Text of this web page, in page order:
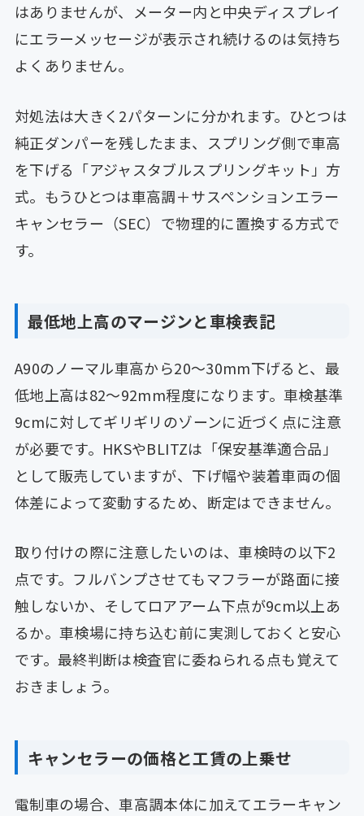
はありませんが、メーター内と中央ディスプレイ
にエラーメッセージが表示され続けるのは気持ち
よくありません。
対処法は大きく2パターンに分かれます。ひとつは
純正ダンパーを残したまま、スプリング側で車高
を下げる「アジャスタブルスプリングキット」方
式。もうひとつは車高調＋サスペンションエラー
キャンセラー（SEC）で物理的に置換する方式で
す。
最低地上高のマージンと車検表記
A90のノーマル車高から20〜30mm下げると、最
低地上高は82〜92mm程度になります。車検基準
9cmに対してギリギリのゾーンに近づく点に注意
が必要です。HKSやBLITZは「保安基準適合品」
として販売していますが、下げ幅や装着車両の個
体差によって変動するため、断定はできません。
取り付けの際に注意したいのは、車検時の以下2
点です。フルバンプさせてもマフラーが路面に接
触しないか、そしてロアアーム下点が9cm以上あ
るか。車検場に持ち込む前に実測しておくと安心
です。最終判断は検査官に委ねられる点も覚えて
おきましょう。
キャンセラーの価格と工賃の上乗せ
電制車の場合、車高調本体に加えてエラーキャン